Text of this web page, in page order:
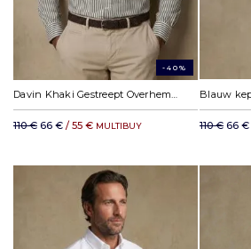
-40%
Davin Khaki Gestreept Overhemd - Button-down kraag
110 € 66 € / 55 € MULTIBUY 110 € 66 €